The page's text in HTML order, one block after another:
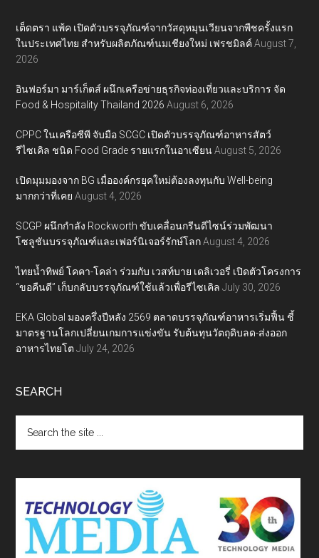
เต็ดตรา แพ้ค เปิดตัวบรรจุภัณฑ์จากวัสดุหมุนเวียนจากพืชครั้งแรก
ในประเทศไทย สำหรับผลิตภัณฑ์นมเชียงใหม่ เฟรชมิลค์ August 7,
2026
อินฟอร์มา มาร์เก็ตส์ ผนึกเครือข่ายธุรกิจท่องเที่ยวและบริการ จัด
Food & Hospitality Thailand 2026 August 6, 2026
CPPC ในเครือซีพี จับมือ SCGC เปิดตัวบรรจุภัณฑ์อาหารสัตว์
รีไซเคิล ชนิด Food Grade รายแรกในอาเซียน August 5, 2026
เปิดมุมมองจาก BG เมื่อองค์กรยุคใหม่ต้องลงทุนกับ Well-being
มากกว่าที่เคย August 4, 2026
SCGP ผนึกกำลัง Rockworth ขับเคลื่อนกรีนดีไซน์ร่วมพัฒนา
โซลูชันบรรจุภัณฑ์และเฟอร์นิเจอร์รักษ์โลก August 4, 2026
ไทยน้ำทิพย์ โคคา-โคล่า ร่วมกับ เวสท์บาย เดลิเวอรี่ เปิดตัวโครงการ
“ขอคืนดี” เก็บกลับบรรจุภัณฑ์ใช้แล้วเพื่อรีไซเคิล July 30, 2026
EKA Global มองครึ่งปีหลัง 2569 ตลาดบรรจุภัณฑ์อาหารเริ่มฟื้น ชี้
มาตรฐานโลกเปลี่ยนเกมการแข่งขัน รับต้นทุนวัตถุดิบลด-ส่งออก
อาหารไทยโต July 24, 2026
SEARCH
the